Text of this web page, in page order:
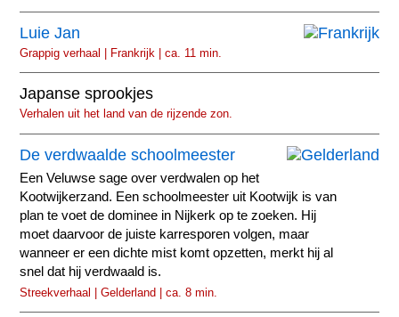
Luie Jan
Grappig verhaal | Frankrijk | ca. 11 min.
Japanse sprookjes
Verhalen uit het land van de rijzende zon.
De verdwaalde schoolmeester
Een Veluwse sage over verdwalen op het
Kootwijkerzand. Een schoolmeester uit Kootwijk is van
plan te voet de dominee in Nijkerk op te zoeken. Hij
moet daarvoor de juiste karresporen volgen, maar
wanneer er een dichte mist komt opzetten, merkt hij al
snel dat hij verdwaald is.
Streekverhaal | Gelderland | ca. 8 min.